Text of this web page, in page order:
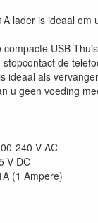
lader is ideaal om
compacte USB
de
ideaal als
u geen voeding
240 V AC
V DC
(1 Ampere)